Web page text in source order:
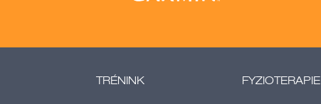
TRÉNINK FYZIOTERAPIE